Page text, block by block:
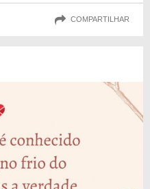
COMPARTILHAR